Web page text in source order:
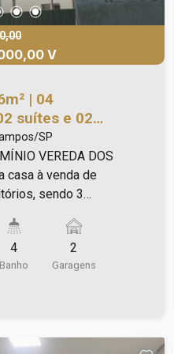
3 dormitórios até 1.200k. Agende a sua visita!
V
| 04
suítes e 02
Putim | São José
SP
VEREDA DOS
sendo 3
e 01 suíte no
- Previsão de
preservadas
4
Banho
2
Garagens